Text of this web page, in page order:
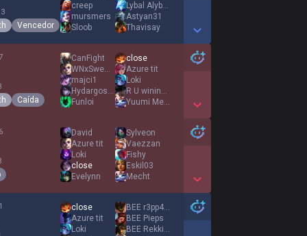
Vencedor
creep
mursmers
Sloob
Lybal Alyborias
Astyan31
Thavisay
Show More Detail Games
Caída
CanFight
WNxSweHunter
majci1
Hydargos60
Funloi
close
Azure tit
Loki
R U wining son
Yuumi Mellons
Show More Detail Games
David
Azure tit
Loki
close
Evelynn
Sylveon
Vaezzan
Fishy
Eskil03
Mecht
Show More Detail Games
close
Azure tit
Loki
BEE r3pp4rT
BEE Pieps
BEE Rekkitz